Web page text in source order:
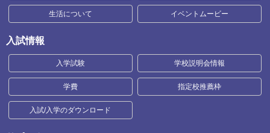
生活について イベントムービー
入試情報
入学試験 学校説明会情報
学費 指定校推薦枠
入試/入学のダウンロード